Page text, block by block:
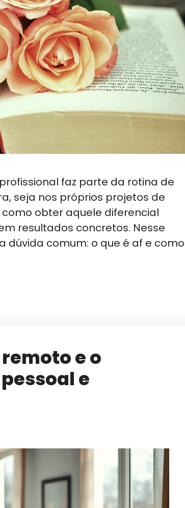
faz parte da rotina de
seja nos próprios projetos de
obter aquele diferencial
resultados concretos. Nesse
dúvida comum: o que é af e como
e o
e